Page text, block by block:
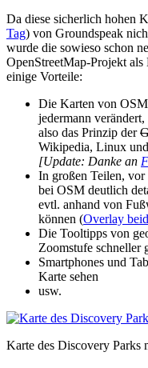
Da diese sicherlich hohen
Tag) von Groundspeak
wurde die sowieso schon
OpenStreetMap-Projekt
einige Vorteile:
Die Karten von
jedermann
also das Prinzip der
Wikipedia, Linux
[Update: Danke an
In großen Teilen,
bei OSM deutlich
evtl. anhand von
können (Overlay
Die Tooltipps von
Zoomstufe schneller
Smartphones und
Karte sehen
usw.
Karte des Discovery